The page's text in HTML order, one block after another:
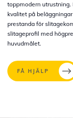
toppmodern
kvalitet på
prestanda för
slitageprofil med
huvudmålet.
FÅ HJÄLP